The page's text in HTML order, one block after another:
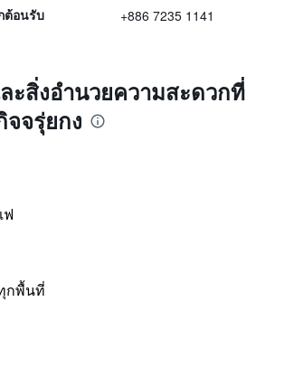
ต้อนรับ +886 7235 1141
ะสิ่งอำนวยความสะดวกที่
จรุ่ยกง
ฟ
กพื้นที่